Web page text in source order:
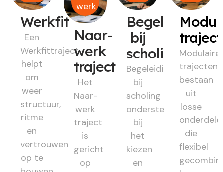
Werkfit
Een
Werkfittraject
helpt
om
weer
structuur,
ritme
en
vertrouwen
op te
werk
Naar-
werk
traject
Het
Naar-
werk
traject
is
gericht
op
Begeleiding
bij
scholing
Begeleiding
bij
scholing
ondersteunt
bij
het
kiezen
en
Modulaire
trajecten
bestaan
uit
losse
die
flexibel